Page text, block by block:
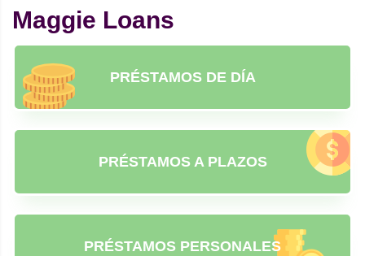
Maggie Loans
PRÉSTAMOS DE DÍA
PRÉSTAMOS A PLAZOS
PRÉSTAMOS PERSONALES